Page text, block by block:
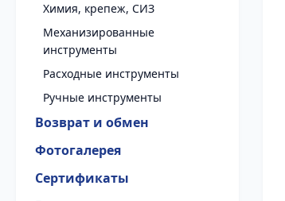
Химия, крепеж, СИЗ
Механизированные
инструменты
Расходные инструменты
Ручные инструменты
Возврат и обмен
Фотогалерея
Сертификаты